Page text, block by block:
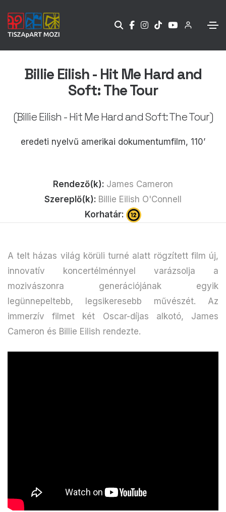
Billie Eilish - Hit Me Hard and
Soft: The Tour
(Billie Eilish - Hit Me Hard and Soft: The Tour)
eredeti nyelvű amerikai dokumentumfilm, 110’
Rendező(k): James Cameron
Szereplő(k): Billie Eilish O'Connell
Korhatár:
A telt házas világ körüli turné alatt rögzített film új,
innovatív koncertélménnyel varázsolja a
mozivászonra generációjának egyik
legünnepeltebb, legsikeresebb művészét. Az
immerzív filmet két Oscar-díjas alkotó, James
Cameron és Billie Eilish rendezte.